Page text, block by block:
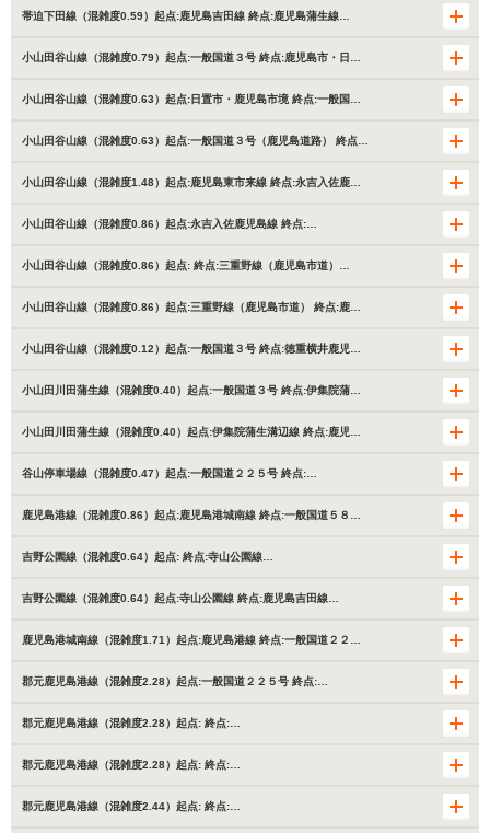
帯迫下田線（混雑度0.59）起点:鹿児島吉田線 終点:鹿児島蒲生線…
小山田谷山線（混雑度0.79）起点:一般国道３号 終点:鹿児島市・日…
小山田谷山線（混雑度0.63）起点:日置市・鹿児島市境 終点:一般国…
小山田谷山線（混雑度0.63）起点:一般国道３号（鹿児島道路） 終点…
小山田谷山線（混雑度1.48）起点:鹿児島東市来線 終点:永吉入佐鹿…
小山田谷山線（混雑度0.86）起点:永吉入佐鹿児島線 終点:…
小山田谷山線（混雑度0.86）起点: 終点:三重野線（鹿児島市道）…
小山田谷山線（混雑度0.86）起点:三重野線（鹿児島市道） 終点:鹿…
小山田谷山線（混雑度0.12）起点:一般国道３号 終点:徳重横井鹿児…
小山田川田蒲生線（混雑度0.40）起点:一般国道３号 終点:伊集院蒲…
小山田川田蒲生線（混雑度0.40）起点:伊集院蒲生溝辺線 終点:鹿児…
谷山停車場線（混雑度0.47）起点:一般国道２２５号 終点:…
鹿児島港線（混雑度0.86）起点:鹿児島港城南線 終点:一般国道５８…
吉野公園線（混雑度0.64）起点: 終点:寺山公園線…
吉野公園線（混雑度0.64）起点:寺山公園線 終点:鹿児島吉田線…
鹿児島港城南線（混雑度1.71）起点:鹿児島港線 終点:一般国道２２…
郡元鹿児島港線（混雑度2.28）起点:一般国道２２５号 終点:…
郡元鹿児島港線（混雑度2.28）起点: 終点:…
郡元鹿児島港線（混雑度2.28）起点: 終点:…
郡元鹿児島港線（混雑度2.44）起点: 終点:…